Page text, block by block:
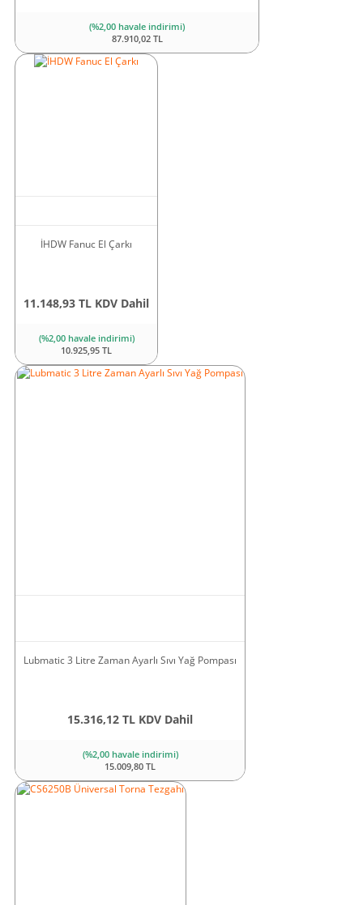
(%2,00 havale indirimi)
87.910,02 TL
İHDW Fanuc El Çarkı
11.148,93 TL KDV Dahil
(%2,00 havale indirimi)
10.925,95 TL
Lubmatic 3 Litre Zaman Ayarlı Sıvı Yağ Pompası
15.316,12 TL KDV Dahil
(%2,00 havale indirimi)
15.009,80 TL